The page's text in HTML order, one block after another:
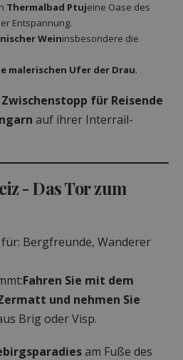
Thermalbad Ptujeine Oase des
Entspannung.
Weininsbesondere die
malerischen Ufer der Drau.
für Reisende
auf ihrer Interrail-
- Das Tor zum
Bergfreunde, Wanderer
Fahren Sie mit dem
und nehmen Sie
Brig oder Visp.
am Fuße des